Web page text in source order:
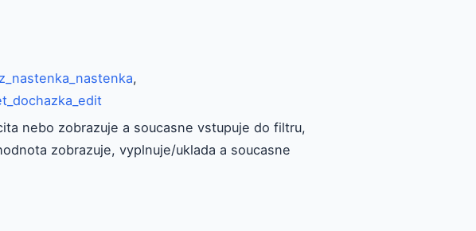
,
nebo zobrazuje a soucasne vstupuje do filtru,
zobrazuje, vyplnuje/uklada a soucasne